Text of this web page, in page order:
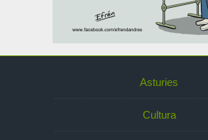
Asturies
Cultura